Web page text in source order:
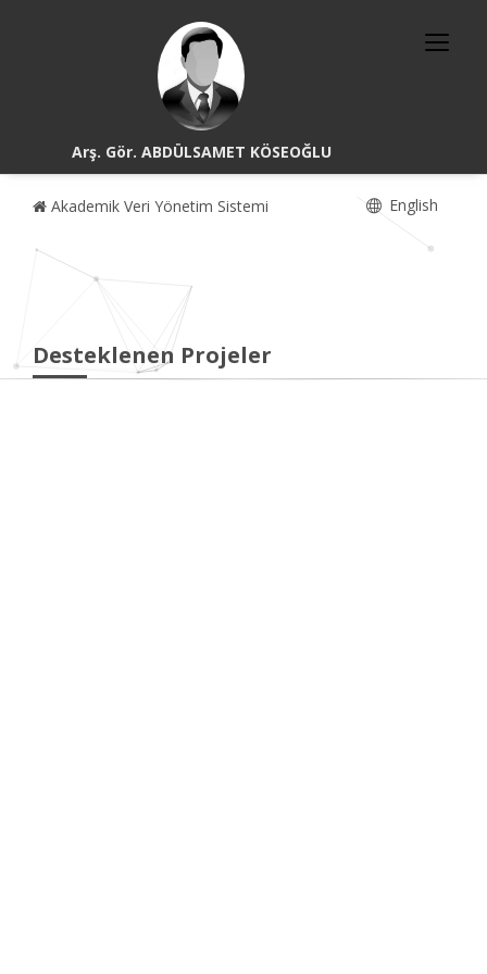
Arş. Gör. ABDÜLSAMET KÖSEOĞLU
Akademik Veri Yönetim Sistemi English
Desteklenen Projeler